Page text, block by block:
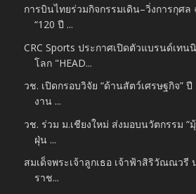
การบินไทยร่วมกิจกรรมเดิน–วิ่งการกุศล
“120 ปี ...
CRC Sports ประกาศเปิดตัวแบรนด์เทน
โลก "HEAD...
วช. เปิดกรอบวิจัย “ด้านสัตว์เศรษฐกิจ” ปี
งาน ...
วช. ร่วม ม.เชียงใหม่ ส่งมอบนวัตกรรม “
ฝุ่น ...
สมเด็จพระเจ้าลูกเธอ เจ้าฟ้าสิริวัณณวรี
ราช...